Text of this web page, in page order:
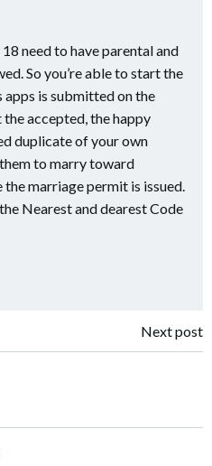
need to have parental and
So you’re able to start the
apps is submitted on the
accepted, the happy
duplicate of your own
to marry toward
marriage permit is issued.
Nearest and dearest Code
Navigazione
Next post